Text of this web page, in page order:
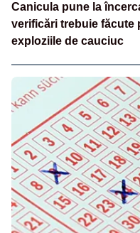
Canicula pune la
verificări trebuie făcute
exploziile de cauciuc